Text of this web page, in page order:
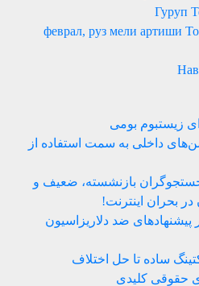
Гуруп
23 феврал, руз мели артиши
زیستبوم بومی
داخلی به سمت استفاده از
جستجوگران بازنشسته، ضعیف و
بحران اینترنت!
پیشنهادهای ضد دلاریزاسیون
ساده تا حل اختلاف
حقوقی کلیدی